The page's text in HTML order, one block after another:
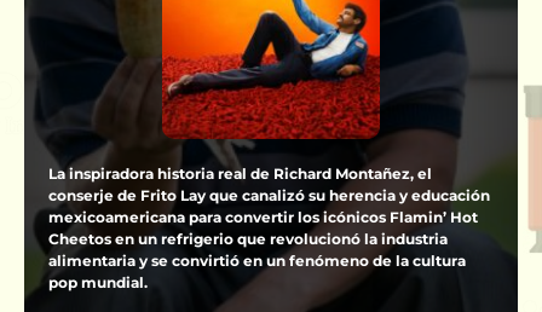
La inspiradora historia real de Richard Montañez, el
conserje de Frito Lay que canalizó su herencia y educación
mexicoamericana para convertir los icónicos Flamin’ Hot
Cheetos en un refrigerio que revolucionó la industria
alimentaria y se convirtió en un fenómeno de la cultura
pop mundial.